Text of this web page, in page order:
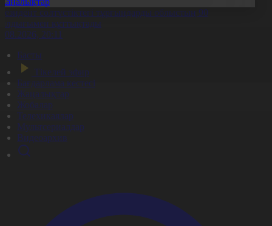
солтүстіктегі тұрғындарды облыстың 90
құттықтады
20:11
Басты
Тікелей эфир
Бағдарлама кестесі
Жаңалықтар
Жобалар
Телехикаялар
Мультсериалдар
Видеоархив